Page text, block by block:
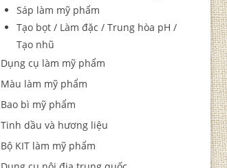
Sáp làm mỹ phẩm
Tạo bọt / Làm đặc / Trung hòa pH /
Tạo nhũ
Dụng cụ làm mỹ phẩm
Màu làm mỹ phẩm
Bao bì mỹ phẩm
Tinh dầu và hương liệu
Bộ KIT làm mỹ phẩm